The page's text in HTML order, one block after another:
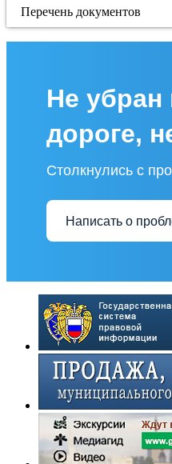
Перечень документов
Не убран
дороге,
Столкнулись с
Написать о